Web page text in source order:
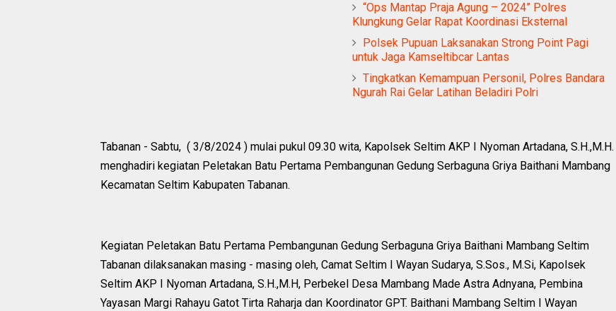
“Ops Mantap Praja Agung – 2024” Polres
Klungkung Gelar Rapat Koordinasi Eksternal
Polsek Pupuan Laksanakan Strong Point Pagi
untuk Jaga Kamseltibcar Lantas
Tingkatkan Kemampuan Personil, Polres Bandara
Ngurah Rai Gelar Latihan Beladiri Polri
Tabanan - Sabtu, ( 3/8/2024 ) mulai pukul 09.30 wita, Kapolsek Seltim AKP I Nyoman Artadana, S.H.,M.H.
menghadiri kegiatan Peletakan Batu Pertama Pembangunan Gedung Serbaguna Griya Baithani Mambang
Kecamatan Seltim Kabupaten Tabanan.
Kegiatan Peletakan Batu Pertama Pembangunan Gedung Serbaguna Griya Baithani Mambang Seltim
Tabanan dilaksanakan masing - masing oleh, Camat Seltim I Wayan Sudarya, S.Sos., M.Si, Kapolsek
Seltim AKP I Nyoman Artadana, S.H.,M.H, Perbekel Desa Mambang Made Astra Adnyana, Pembina
Yayasan Margi Rahayu Gatot Tirta Raharja dan Koordinator GPT. Baithani Mambang Seltim I Wayan